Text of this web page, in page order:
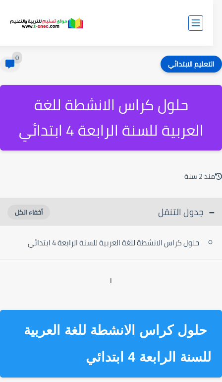
الابتدائي
حلول كراس الانشطة للغة
العربية للسنة الرابعة 4 ابتدائي
2 سنة
جدول التنقل
حلول كراس الانشطة للغة العربية للسنة الرابعة 4 ابتدائي
حلول كراس الانشطة للغة العربية
للسنة الرابعة 4 ابتدائي